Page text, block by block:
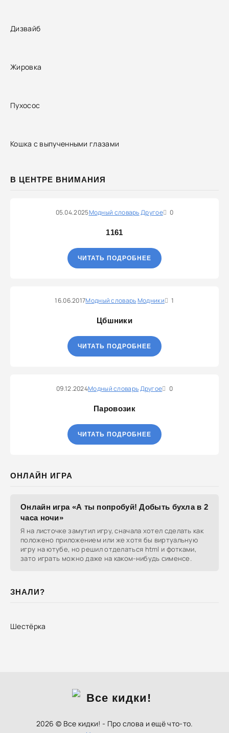
Дизвайб
Жировка
Пухосос
Кошка с выпученными глазами
В ЦЕНТРЕ ВНИМАНИЯ
05.04.2025Модный словарьДругое 0
1161
ЧИТАТЬ ПОДРОБНЕЕ
16.06.2017Модный словарьМодники 1
Цбшники
ЧИТАТЬ ПОДРОБНЕЕ
09.12.2024Модный словарьДругое 0
Паровозик
ЧИТАТЬ ПОДРОБНЕЕ
ОНЛАЙН ИГРА
Онлайн игра «А ты попробуй! Добыть бухла в 2
часа ночи»
Я на листочке замутил игру, сначала хотел сделать как
положено приложением или же хотя бы виртуальную
игру на ютубе, но решил отделаться html и фотками,
зато играть можно даже на каком-нибудь сименсе.
ЗНАЛИ?
Шестёрка
2026 © Все кидки! - Про слова и ещё что-то.